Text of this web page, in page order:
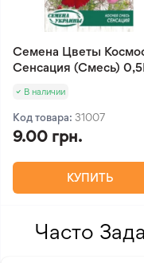
Семена Цветы
Сенсация (Смесь)
В наличии
Код товара: 31007
9.00 грн.
КУПИТЬ
Часто